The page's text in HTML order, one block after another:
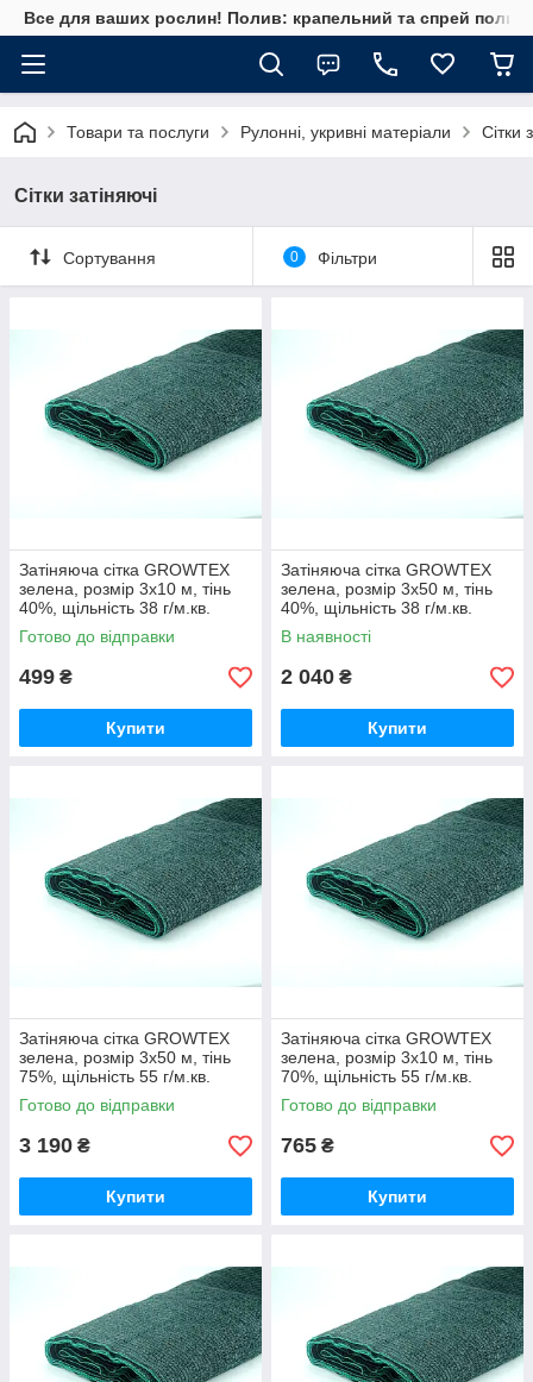
Все для ваших рослин! Полив: крапельний та спрей полив,
Товари та послуги Рулонні, укривні матеріали Сітки
Сітки затіняючі
Сортування 0 Фільтри
Затіняюча сітка GROWTEX
зелена, розмір 3х10 м, тінь
40%, щільність 38 г/м.кв.
Готово до відправки
499 ₴
Купити
Затіняюча сітка GROWTEX
зелена, розмір 3х50 м, тінь
40%, щільність 38 г/м.кв.
В наявності
2 040 ₴
Купити
Затіняюча сітка GROWTEX
зелена, розмір 3х50 м, тінь
75%, щільність 55 г/м.кв.
Готово до відправки
3 190 ₴
Купити
Затіняюча сітка GROWTEX
зелена, розмір 3х10 м, тінь
70%, щільність 55 г/м.кв.
Готово до відправки
765 ₴
Купити